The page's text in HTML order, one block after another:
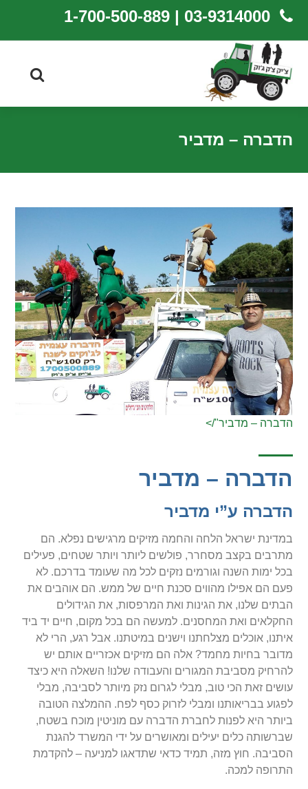
03-9314000 | 1-700-500-889
הדברה – מדביר
הדברה – מדביר"/>
הדברה – מדביר
הדברה ע”י מדביר
במדינת ישראל הלחה והחמה מזיקים מרגישים נפלא. הם
מתרבים בקצב מסחרר, פולשים ליותר ויותר שטחים, פעילים
בכל ימות השנה וגורמים נזקים לכל מה שעומד בדרכם. לא
פעם הם אפילו מהווים סכנת חיים של ממש. הם אוהבים את
הבתים שלנו, את הגינות ואת המרפסות, את הגידולים
החקלאים ואת המחסנים. למעשה הם בכל מקום, חיים יד ביד
איתנו, אוכלים מצלחתנו וישנים במיטתנו. אבל רגע, הרי לא
מדובר בחיות מחמד? אלה הם מזיקים אכזריים אותם יש
להרחיק מסביבת המגורים והעבודה שלנו! השאלה היא כיצד
עושים זאת הכי טוב, מבלי לגרום נזק מיותר לסביבה, מבלי
לפגוע בבריאותנו ומבלי לזרוק כסף לפח. ההמלצה הטובה
ביותר היא לפנות לחברת הדברה עם מוניטין מוכח בשטח,
שברשותה כלים יעילים ומאושרים על ידי המשרד להגנת
הסביבה. חוץ מזה, תמיד כדאי שתדאגו למניעה – להקדמת
התרופה למכה.